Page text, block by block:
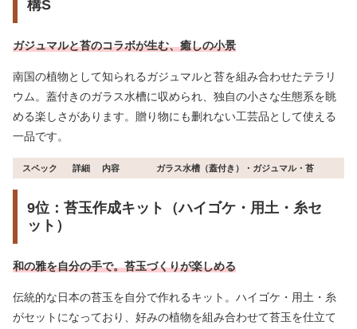
構S
ガジュマルと苔のコラボが生む、癒しの小景
南国の植物として知られるガジュマルと苔を組み合わせたテラリ
ウム。蓋付きのガラス水槽に収められ、独自の小さな生態系を眺
める楽しさがあります。贈り物にも删れない工芸品として使える
一品です。
スペック 詳細 内容 ガラス水槽（蓋付き）・ガジュマル・苔
9位：苔玉作成キット（ハイゴケ・用土・糸セ
ット）
和の雅を自分の手で。苔玉づくりが楽しめる
伝統的な日本の苔玉を自分で作れるキット。ハイゴケ・用土・糸
がセットになっており、好みの植物を組み合わせて苔玉を仕立て